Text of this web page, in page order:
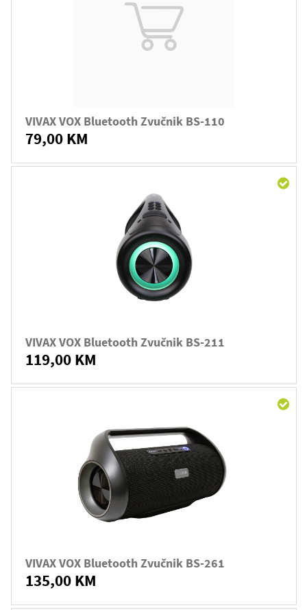
VIVAX VOX Bluetooth Zvučnik BS-110
79,00 KM
VIVAX VOX Bluetooth Zvučnik BS-211
119,00 KM
VIVAX VOX Bluetooth Zvučnik BS-261
135,00 KM